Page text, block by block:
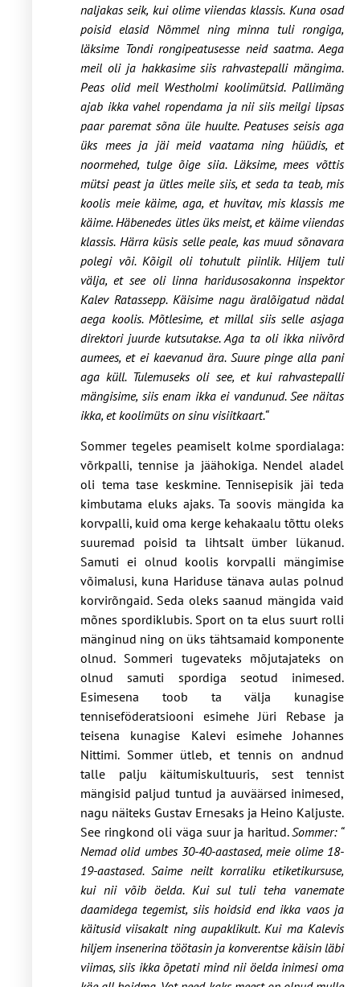
naljakas seik, kui olime viiendas klassis. Kuna osad
poisid elasid Nõmmel ning minna tuli rongiga,
läksime Tondi rongipeatusesse neid saatma. Aega
meil oli ja hakkasime siis rahvastepalli mängima.
Peas olid meil Westholmi koolimütsid. Pallimäng
ajab ikka vahel ropendama ja nii siis meilgi lipsas
paar paremat sõna üle huulte. Peatuses seisis aga
üks mees ja jäi meid vaatama ning hüüdis, et
noormehed, tulge õige siia. Läksime, mees võttis
mütsi peast ja ütles meile siis, et seda ta teab, mis
koolis meie käime, aga, et huvitav, mis klassis me
käime. Häbenedes ütles üks meist, et käime viiendas
klassis. Härra küsis selle peale, kas muud sõnavara
polegi või. Kõigil oli tohutult piinlik. Hiljem tuli
välja, et see oli linna haridusosakonna inspektor
Kalev Ratassepp. Käisime nagu äralõigatud nädal
aega koolis. Mõtlesime, et millal siis selle asjaga
direktori juurde kutsutakse. Aga ta oli ikka niivõrd
aumees, et ei kaevanud ära. Suure pinge alla pani
aga küll. Tulemuseks oli see, et kui rahvastepalli
mängisime, siis enam ikka ei vandunud. See näitas
ikka, et koolimüts on sinu visiitkaart.“
Sommer tegeles peamiselt kolme spordialaga:
võrkpalli, tennise ja jäähokiga. Nendel aladel
oli tema tase keskmine. Tennisepisik jäi teda
kimbutama eluks ajaks. Ta soovis mängida ka
korvpalli, kuid oma kerge kehakaalu tõttu oleks
suuremad poisid ta lihtsalt ümber lükanud.
Samuti ei olnud koolis korvpalli mängimise
võimalusi, kuna Hariduse tänava aulas polnud
korvirõngaid. Seda oleks saanud mängida vaid
mõnes spordiklubis. Sport on ta elus suurt rolli
mänginud ning on üks tähtsamaid komponente
olnud. Sommeri tugevateks mõjutajateks on
olnud samuti spordiga seotud inimesed.
Esimesena toob ta välja kunagise
tenniseföderatsiooni esimehe Jüri Rebase ja
teisena kunagise Kalevi esimehe Johannes
Nittimi. Sommer ütleb, et tennis on andnud
talle palju käitumiskultuuris, sest tennist
mängisid paljud tuntud ja auväärsed inimesed,
nagu näiteks Gustav Ernesaks ja Heino Kaljuste.
See ringkond oli väga suur ja haritud.Sommer: “
Nemad olid umbes 30-40-aastased, meie olime 18-
19-aastased. Saime neilt korraliku etiketikursuse,
kui nii võib öelda. Kui sul tuli teha vanemate
daamidega tegemist, siis hoidsid end ikka vaos ja
käitusid viisakalt ning aupaklikult. Kui ma Kalevis
hiljem insenerina töötasin ja konverentse käisin läbi
viimas, siis ikka õpetati mind nii öelda inimesi oma